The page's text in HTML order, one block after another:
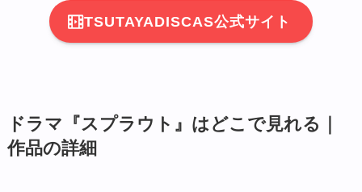
TSUTAYADISCAS公式サイト
ドラマ『スプラウト』はどこで見れる｜
作品の詳細